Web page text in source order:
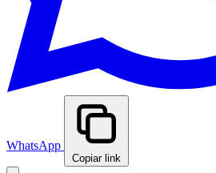
WhatsApp
Copiar link